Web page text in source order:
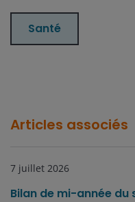
Santé
Articles associés
7 juillet 2026
Bilan de mi-année